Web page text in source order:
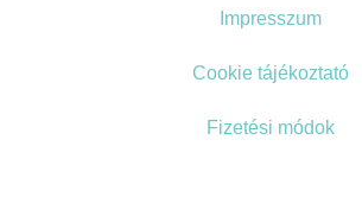
Impresszum
Cookie tájékoztató
Fizetési módok